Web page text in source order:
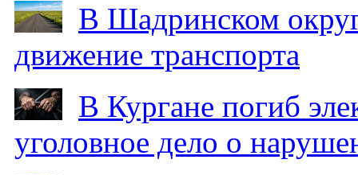
В Шадринском
движение транспорта
В Кургане погиб
уголовное дело о